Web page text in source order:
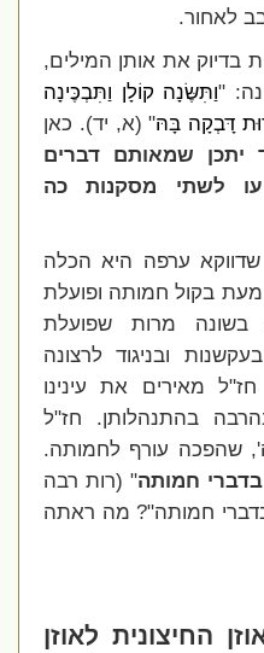
לאחור.
את אותן המילים,
"וַתִּשֶּׂנָה קוֹלָן וַתִּבְכֶּינָה
דָּבְקָה בָּהּ" (א, יד). כאן
שמאותם דברים
לשתי מסקנות כה
ערפה היא הכלה
בקול חמותה ופועלת
מרות שפועלת
ובניגוד לרצונה
מאירים את עינינו
בהתנהלותן. חז"ל
עורף לחמותה.
חמותה" (רות רבה
חמותה"? מה ראתה
החיצונית לאוזן